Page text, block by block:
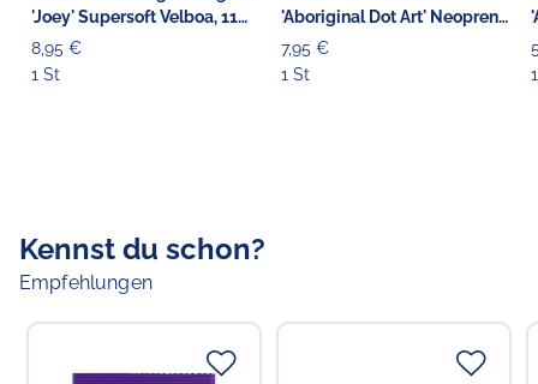
'Joey' Supersoft Velboa, 11
cm
8,95 €
1 St
'Aboriginal Dot Art' Neopren
blau
7,95 €
1 St
Kennst du schon?
Empfehlungen